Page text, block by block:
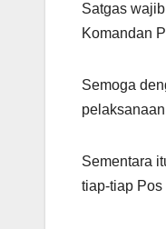
Satgas
Komandan
Semoga
Sementara
tiap-tiap